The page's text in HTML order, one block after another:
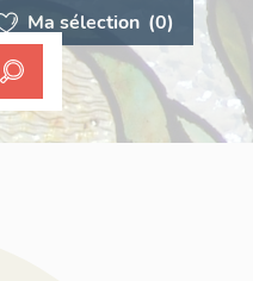
Ma sélection (0)